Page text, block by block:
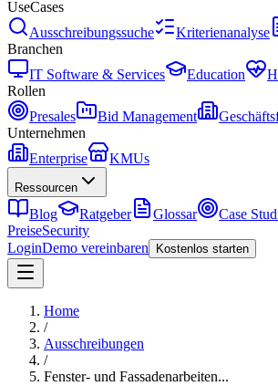
UseCases
Ausschreibungssuche
Kriterienanalyse
Branchen
IT Software & Services
Education
Rollen
Presales
Bid Management
Unternehmen
Enterprise
KMUs
Ressourcen
Blog Ratgeber Glossar Case
PreiseSecurity
LoginDemo vereinbaren Kostenlos starten
Home
/
Ausschreibungen
/
Fenster- und Fassadenarbeiten...